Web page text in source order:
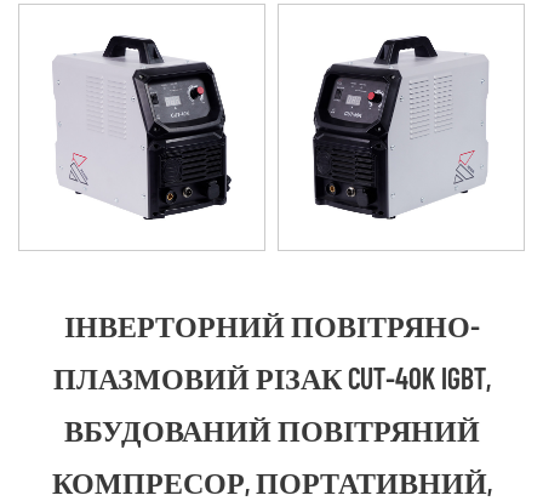
ІНВЕРТОРНИЙ ПОВІТРЯНО-
ПЛАЗМОВИЙ РІЗАК CUT-40K IGBT,
ВБУДОВАНИЙ ПОВІТРЯНИЙ
КОМПРЕСОР, ПОРТАТИВНИЙ,